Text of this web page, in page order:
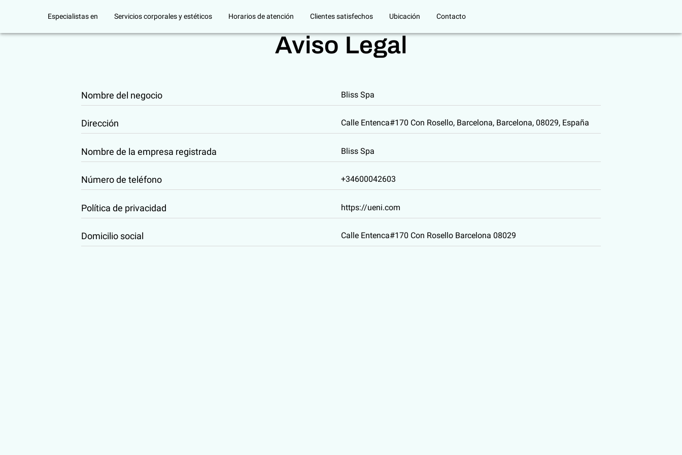
Especialistas en Servicios corporales y estéticos Horarios de atención Clientes satisfechos Ubicación Contacto
Aviso Legal
Nombre del negocio Bliss Spa
Dirección Calle Entenca#170 Con Rosello, Barcelona, Barcelona, 08029, España
Nombre de la empresa registrada Bliss Spa
Número de teléfono +34600042603
Política de privacidad https://ueni.com
Domicilio social Calle Entenca#170 Con Rosello Barcelona 08029